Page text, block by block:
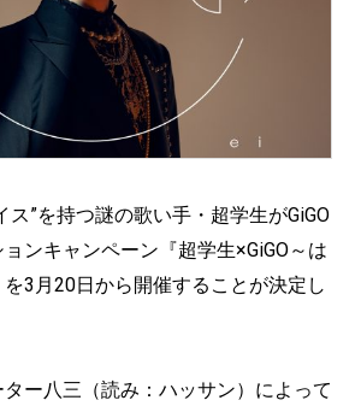
ス”を持つ謎の歌い手・超学生がGiGO
ンキャンペーン『超学生×GiGO～は
3月20日から開催することが決定し
ー八三（読み：ハッサン）によって